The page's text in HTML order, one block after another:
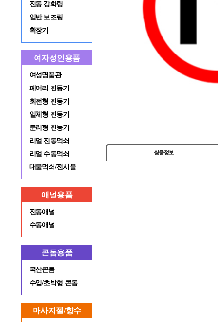
진동 강화링
일반 보조링
확장기
여자성인용품
여성명품관
페어리 진동기
회전형 진동기
일체형 진동기
분리형 진동기
리얼 진동먹쇠
리얼 수동먹쇠
대물먹쇠/전시물
애널용품
진동애널
수동애널
콘돔용품
국산콘돔
수입/초박형 콘돔
마사지젤/향수